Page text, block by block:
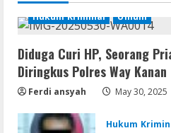
1 August 10,
2
Umum
Hasil Tes
Pemuda Asal
Diamankan
Hukum Kriminal Umum
Diduga Curi HP, Seorang
Diringkus Polres Way Kanan
Ferdi ansyah May 30, 2025
Hukum